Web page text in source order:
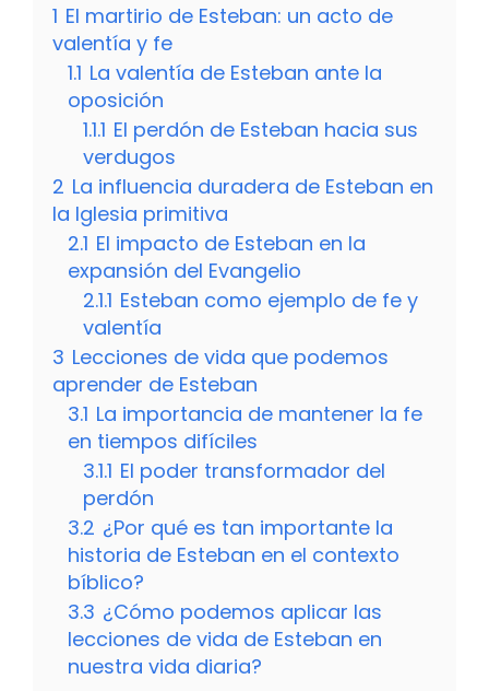
1 El martirio de Esteban: un acto de
valentía y fe
1.1 La valentía de Esteban ante la
oposición
1.1.1 El perdón de Esteban hacia sus
verdugos
2 La influencia duradera de Esteban en
la Iglesia primitiva
2.1 El impacto de Esteban en la
expansión del Evangelio
2.1.1 Esteban como ejemplo de fe y
valentía
3 Lecciones de vida que podemos
aprender de Esteban
3.1 La importancia de mantener la fe
en tiempos difíciles
3.1.1 El poder transformador del
perdón
3.2 ¿Por qué es tan importante la
historia de Esteban en el contexto
bíblico?
3.3 ¿Cómo podemos aplicar las
lecciones de vida de Esteban en
nuestra vida diaria?